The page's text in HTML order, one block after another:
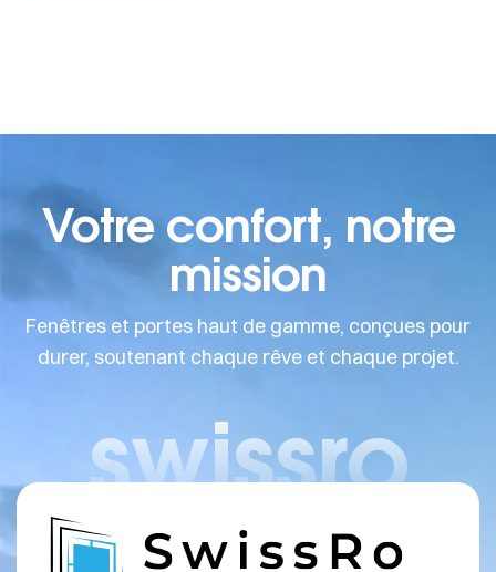
Votre confort, notre
mission
Fenêtres et portes haut de gamme, conçues pour
durer, soutenant chaque rêve et chaque projet.
swissro